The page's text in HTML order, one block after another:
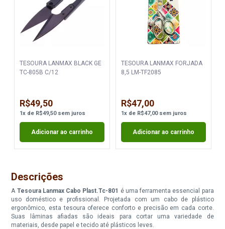
TESOURA LANMAX BLACK GE
TC-805B C/12
R$49,50
1xde R$49,50sem juros
Adicionar ao carrinho
TESOURA LANMAX FORJADA
8,5 LM-TF2085
R$47,00
1xde R$47,00sem juros
Adicionar ao carrinho
Descrições
A Tesoura Lanmax Cabo Plast.Tc-801 é uma ferramenta essencial para
uso doméstico e profissional. Projetada com um cabo de plástico
ergonômico, esta tesoura oferece conforto e precisão em cada corte.
Suas lâminas afiadas são ideais para cortar uma variedade de
materiais, desde papel e tecido até plásticos leves.